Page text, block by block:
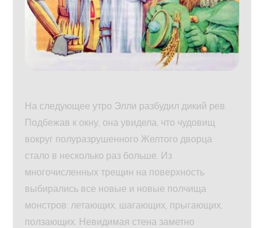
На следующее утро Элли разбудил дикий рев.
Подбежав к окну, она увидела, что чудовищ
вокруг полуразрушенного Желтого дворца
стало в несколько раз больше. Из
многочисленных трещин на поверхность
выбирались все новые и новые полчища
монстров: летающих, шагающих, прыгающих,
ползающих. Невидимая стена заметно